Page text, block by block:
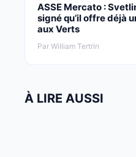
ASSE Mercato :
signé qu’il offre déjà
aux Verts
Par William Tertrin
À LIRE AUSSI